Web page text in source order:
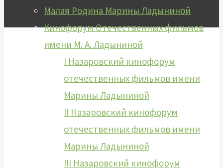
Малая Родина Марины Ладыниной
Кинофорум Отечественных фильмов
имени М. А. Ладыниной
I Назаровский кинофорум
отечественных фильмов имени
Марины Ладыниной
II Назаровский кинофорум
отечественных фильмов имени
Марины Ладыниной
III Назаровский кинофорум